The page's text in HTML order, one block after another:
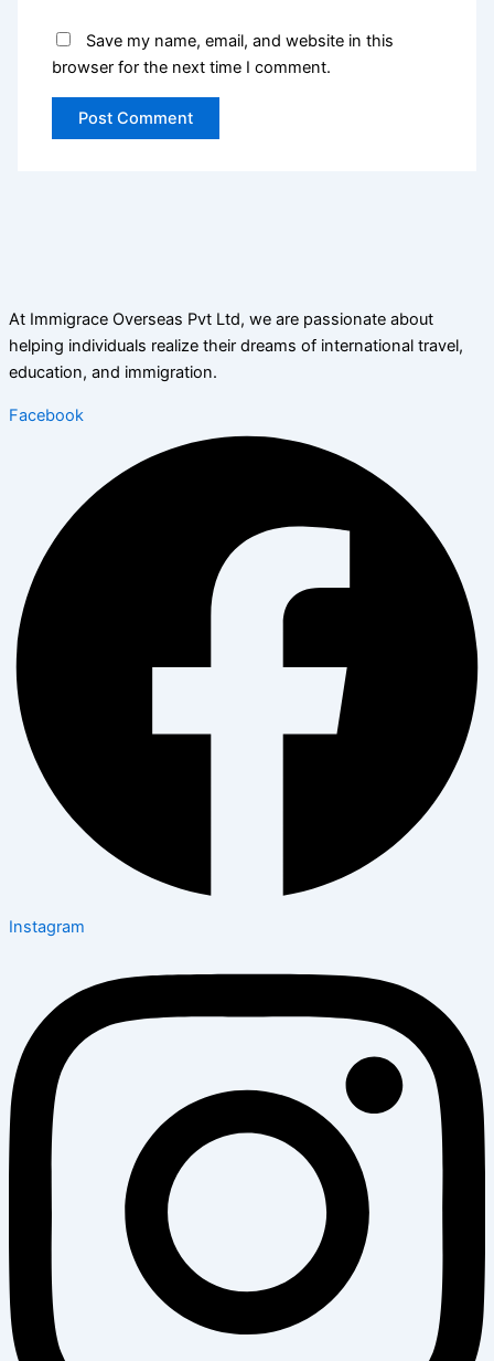
Save my name, email, and website in this
browser for the next time I comment.
At Immigrace Overseas Pvt Ltd, we are passionate about
helping individuals realize their dreams of international travel,
education, and immigration.
Facebook
Instagram